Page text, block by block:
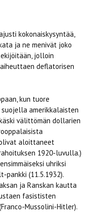
kokonaiskysyntää,
ja ne menivät joko
jolloin
deflatorisen
kun tuore
amerikkalaisten
välittömän dollarien
aloittaneet
1920-luvulla.)
uhriksi
(11.5.1932).
ja Ranskan kautta
fasististen
Mussolini-Hitler).